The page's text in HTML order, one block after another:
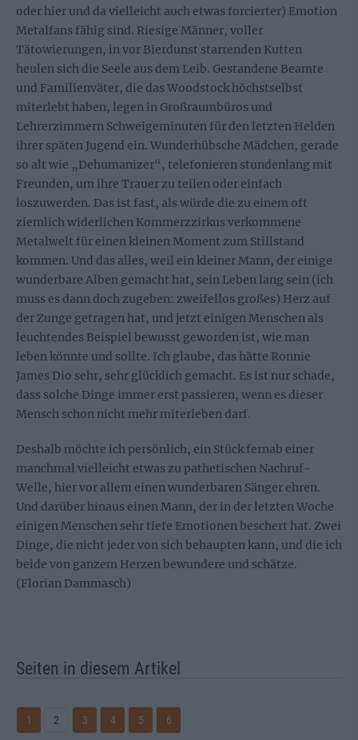
oder hier und da vielleicht auch etwas forcierter) Emotion
Metalfans fähig sind. Riesige Männer, voller
Tätowierungen, in vor Bierdunst starrenden Kutten
heulen sich die Seele aus dem Leib. Gestandene Beamte
und Familienväter, die das Woodstock höchstselbst
miterlebt haben, legen in Großraumbüros und
Lehrerzimmern Schweigeminuten für den letzten Helden
ihrer späten Jugend ein. Wunderhübsche Mädchen, gerade
so alt wie „Dehumanizer“, telefonieren stundenlang mit
Freunden, um ihre Trauer zu teilen oder einfach
loszuwerden. Das ist fast, als würde die zu einem oft
ziemlich widerlichen Kommerzzirkus verkommene
Metalwelt für einen kleinen Moment zum Stillstand
kommen. Und das alles, weil ein kleiner Mann, der einige
wunderbare Alben gemacht hat, sein Leben lang sein (ich
muss es dann doch zugeben: zweifellos großes) Herz auf
der Zunge getragen hat, und jetzt einigen Menschen als
leuchtendes Beispiel bewusst geworden ist, wie man
leben könnte und sollte. Ich glaube, das hätte Ronnie
James Dio sehr, sehr glücklich gemacht. Es ist nur schade,
dass solche Dinge immer erst passieren, wenn es dieser
Mensch schon nicht mehr miterleben darf.
Deshalb möchte ich persönlich, ein Stück fernab einer
manchmal vielleicht etwas zu pathetischen Nachruf-
Welle, hier vor allem einen wunderbaren Sänger ehren.
Und darüber hinaus einen Mann, der in der letzten Woche
einigen Menschen sehr tiefe Emotionen beschert hat. Zwei
Dinge, die nicht jeder von sich behaupten kann, und die ich
beide von ganzem Herzen bewundere und schätze.
(Florian Dammasch)
Seiten in diesem Artikel
1 2 3 4 5 6